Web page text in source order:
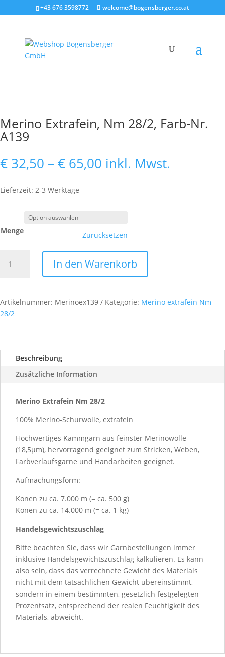
+43 676 3598772 welcome@bogensberger.co.at
Merino Extrafein, Nm 28/2, Farb-Nr.
A139
€ 32,50 – € 65,00 Preisspanne:
€ 32,50
inkl. Mwst.
Lieferzeit: 2-3 Werktage
Menge Zurücksetzen
Extrafein,
Farb-
Nr.
In den Warenkorb
Artikelnummer: Merinoex139 Kategorie: Merino extrafein Nm
28/2
Beschreibung
Zusätzliche Information
Merino Extrafein Nm 28/2
100% Merino-Schurwolle, extrafein
Hochwertiges Kammgarn aus feinster Merinowolle
(18,5µm), hervorragend geeignet zum Stricken, Weben,
Farbverlaufsgarne und Handarbeiten geeignet.
Aufmachungsform:
Konen zu ca. 7.000 m (= ca. 500 g)
Konen zu ca. 14.000 m (= ca. 1 kg)
Handelsgewichtszuschlag
Bitte beachten Sie, dass wir Garnbestellungen immer
inklusive Handelsgewichtszuschlag kalkulieren. Es kann
also sein, dass das verrechnete Gewicht des Materials
nicht mit dem tatsächlichen Gewicht übereinstimmt,
sondern in einem bestimmten, gesetzlich festgelegten
Prozentsatz, entsprechend der realen Feuchtigkeit des
Materials, abweicht.